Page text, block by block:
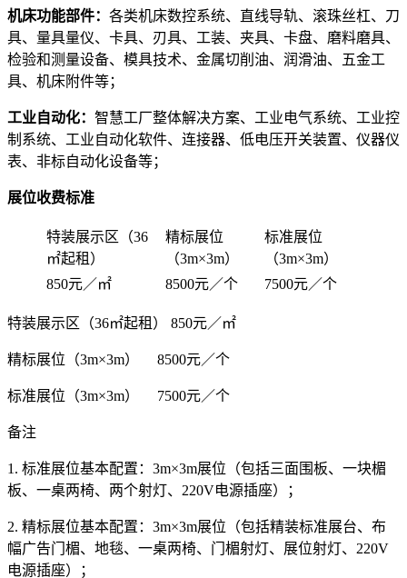
机床功能部件： 各类机床数控系统、直线导轨、滚珠丝杠、刀
具、量具量仪、卡具、刃具、工装、夹具、卡盘、磨料磨具、
检验和测量设备、模具技术、金属切削油、润滑油、五金工
具、机床附件等；
工业自动化： 智慧工厂整体解决方案、工业电气系统、工业控
制系统、工业自动化软件、连接器、低电压开关装置、仪器仪
表、非标自动化设备等；
展位收费标准
特装展示区（36
㎡起租）
精标展位
（3m×3m）
标准展位
（3m×3m）
850元／㎡
8500元／个 7500元／个
特装展示区（36㎡起租） 850元／㎡
精标展位（3m×3m） 8500元／个
标准展位（3m×3m） 7500元／个
备注
1. 标准展位基本配置：3m×3m展位（包括三面围板、一块楣
板、一桌两椅、两个射灯、220V电源插座）；
2. 精标展位基本配置：3m×3m展位（包括精装标准展台、布
幅广告门楣、地毯、一桌两椅、门楣射灯、展位射灯、220V
电源插座）；